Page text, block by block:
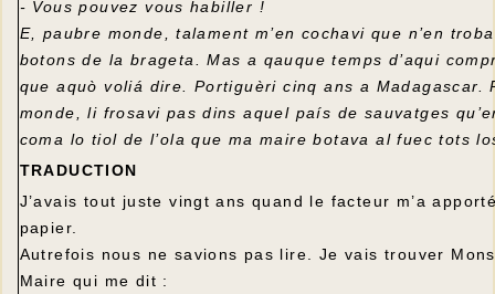
- Vous pouvez vous habiller !
E, paubre monde, talament m’en cochavi que n’en
botons de la brageta. Mas a qauque temps d’aqui
que aquò voliá dire. Portiguèri cinq ans a Madagascar.
monde, li frosavi pas dins aquel país de sauvatges
coma lo tiol de l’ola que ma maire botava al fuec tots
TRADUCTION
J’avais tout juste vingt ans quand le facteur m’a
papier.
Autrefois nous ne savions pas lire. Je vais trouver
Maire qui me dit :